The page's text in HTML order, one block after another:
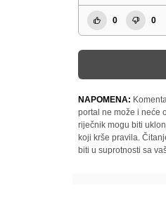
0 0
NAPOMENA:
portal ne može i neće
riječnik mogu biti
koji krše pravila.
biti u suprotnosti sa